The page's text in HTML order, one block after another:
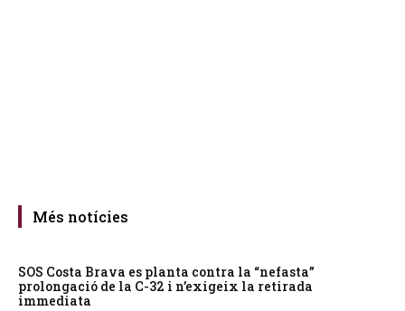
Més notícies
SOS Costa Brava es planta contra la “nefasta”
prolongació de la C-32 i n’exigeix la retirada
immediata